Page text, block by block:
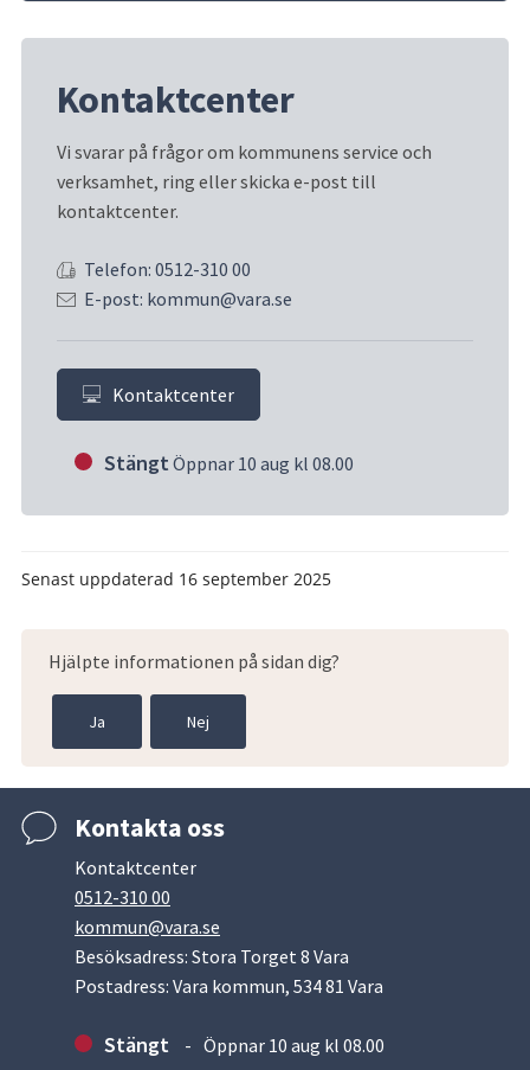
Kontaktcenter
Vi svarar på frågor om kommunens service och
verksamhet, ring eller skicka e-post till
kontaktcenter.
Telefon: 0512-310 00
E-post: kommun@vara.se
Kontaktcenter
Stängt Öppnar 10 aug kl 08.00
Senast uppdaterad 16 september 2025
Hjälpte informationen på sidan dig?
Ja Nej
Kontakta oss
Kontaktcenter
0512-310 00
kommun@vara.se
Besöksadress: Stora Torget 8 Vara
Postadress: Vara kommun, 534 81 Vara
Stängt Öppnar 10 aug kl 08.00